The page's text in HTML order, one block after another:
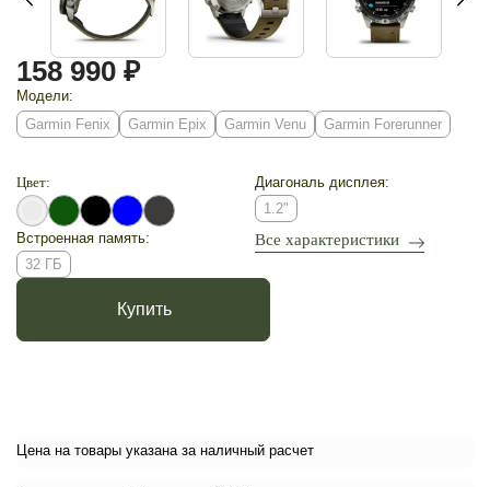
158 990 ₽
Модели:
Garmin Fenix
Garmin Epix Garmin Venu Garmin Forerunner
Цвет:
Диагональ дисплея:
1.2"
Встроенная память:
32 ГБ
Все характеристики
Купить
Цена на товары указана за наличный расчет